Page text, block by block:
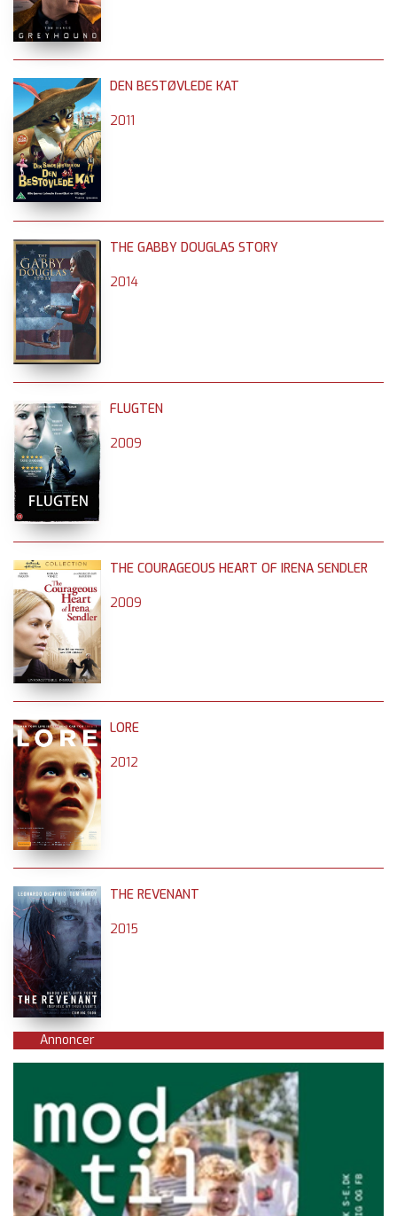
DEN BESTØVLEDE KAT
2011
THE GABBY DOUGLAS STORY
2014
FLUGTEN
2009
THE COURAGEOUS HEART OF IRENA SENDLER
2009
LORE
2012
THE REVENANT
2015
Annoncer